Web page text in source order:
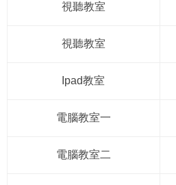
視聽教室
視聽教室
Ipad教室
電腦教室一
電腦教室二